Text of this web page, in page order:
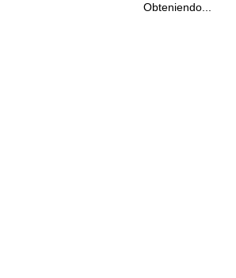
Obteniendo...